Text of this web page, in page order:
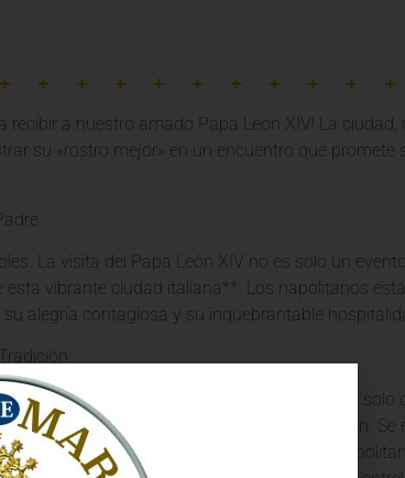
recibir a nuestro amado Papa León XIV! La
su «rostro mejor» en un encuentro que promete
La visita del Papa León XIV no es solo un
vibrante ciudad italiana**. Los napolitanos
alegría contagiosa y su inquebrantable
que caracteriza a Nápoles. No se trata solo
de caridad cristiana** que brota de su corazón. Se
la profunda conexión que el pueblo